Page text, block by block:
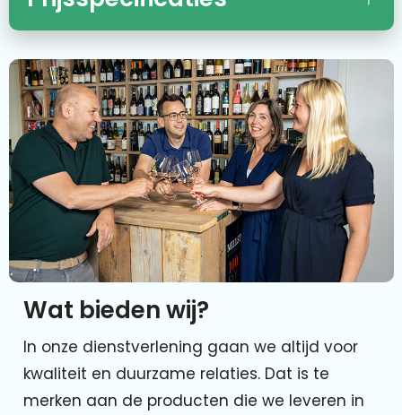
Wat bieden wij?
In onze dienstverlening gaan we altijd voor
kwaliteit en duurzame relaties. Dat is te
merken aan de producten die we leveren in